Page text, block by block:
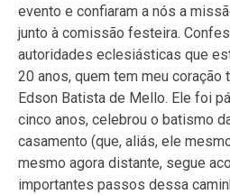
evento e confiaram a nós a
junto à comissão festeira.
autoridades eclesiásticas que
20 anos, quem tem meu coração
Edson Batista de Mello. Ele foi
cinco anos, celebrou o batismo
casamento (que, aliás, ele
mesmo agora distante, segue
importantes passos dessa